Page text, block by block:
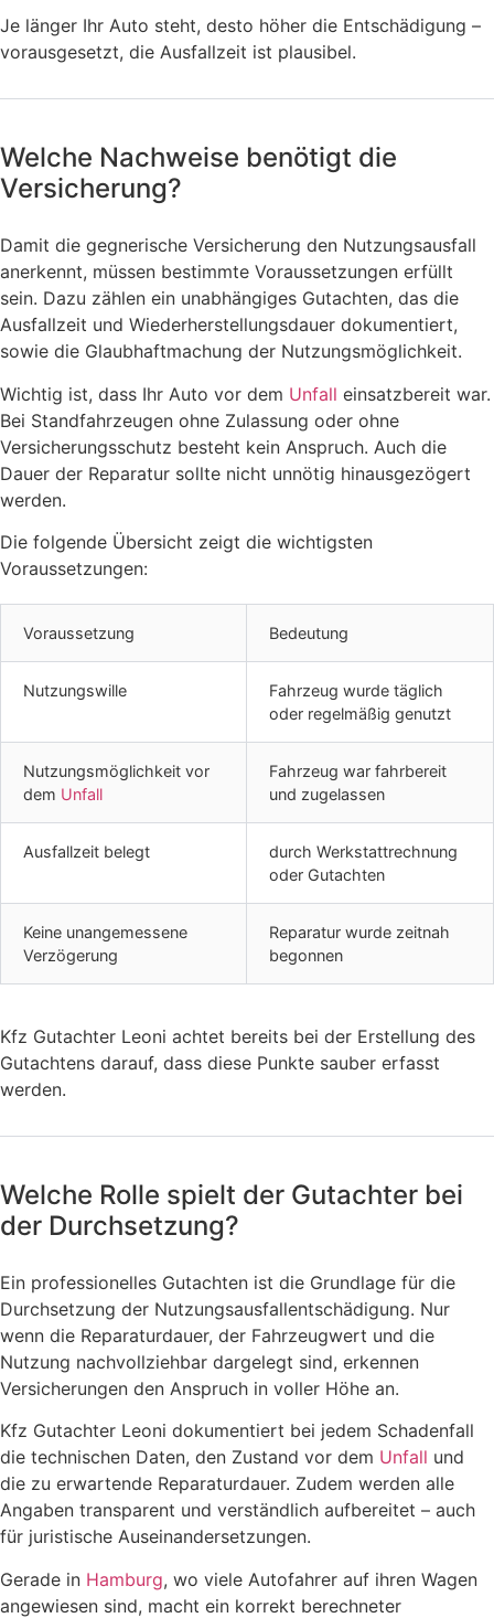
Je länger Ihr Auto steht, desto höher die Entschädigung –
vorausgesetzt, die Ausfallzeit ist plausibel.
Welche Nachweise benötigt die
Versicherung?
Damit die gegnerische Versicherung den Nutzungsausfall
anerkennt, müssen bestimmte Voraussetzungen erfüllt
sein. Dazu zählen ein unabhängiges Gutachten, das die
Ausfallzeit und Wiederherstellungsdauer dokumentiert,
sowie die Glaubhaftmachung der Nutzungsmöglichkeit.
Wichtig ist, dass Ihr Auto vor dem Unfall einsatzbereit war.
Bei Standfahrzeugen ohne Zulassung oder ohne
Versicherungsschutz besteht kein Anspruch. Auch die
Dauer der Reparatur sollte nicht unnötig hinausgezögert
werden.
Die folgende Übersicht zeigt die wichtigsten
Voraussetzungen:
Voraussetzung Bedeutung
Nutzungswille
Fahrzeug wurde täglich
oder regelmäßig genutzt
Nutzungsmöglichkeit vor
dem Unfall
Fahrzeug war fahrbereit
und zugelassen
Ausfallzeit belegt
durch Werkstattrechnung
oder Gutachten
Keine unangemessene
Verzögerung
Reparatur wurde zeitnah
begonnen
Kfz Gutachter Leoni achtet bereits bei der Erstellung des
Gutachtens darauf, dass diese Punkte sauber erfasst
werden.
Welche Rolle spielt der Gutachter bei
der Durchsetzung?
Ein professionelles Gutachten ist die Grundlage für die
Durchsetzung der Nutzungsausfallentschädigung. Nur
wenn die Reparaturdauer, der Fahrzeugwert und die
Nutzung nachvollziehbar dargelegt sind, erkennen
Versicherungen den Anspruch in voller Höhe an.
Kfz Gutachter Leoni dokumentiert bei jedem Schadenfall
die technischen Daten, den Zustand vor dem Unfall und
die zu erwartende Reparaturdauer. Zudem werden alle
Angaben transparent und verständlich aufbereitet – auch
für juristische Auseinandersetzungen.
Gerade in Hamburg, wo viele Autofahrer auf ihren Wagen
angewiesen sind, macht ein korrekt berechneter